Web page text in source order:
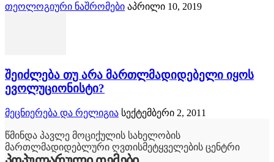
თეოლოგიური ნაშრომები აპრილი 10, 2019
შეიძლება თუ არა მართლმადიდებელი იყოს
ევოლუციონისტი?
მეცნიერება და რელიგია სექტემბერი 2, 2011
წმინდა პავლე მოციქულის სახელობის
მართლმადიდებლური ღვთისმეტყველების ცენტრი